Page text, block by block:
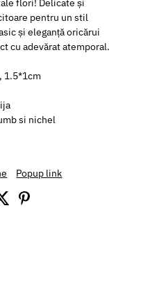
flori! Delicate și
pentru un stil
și eleganță oricărui
cu adevărat atemporal.
1.5*1cm
si nichel
Popup link